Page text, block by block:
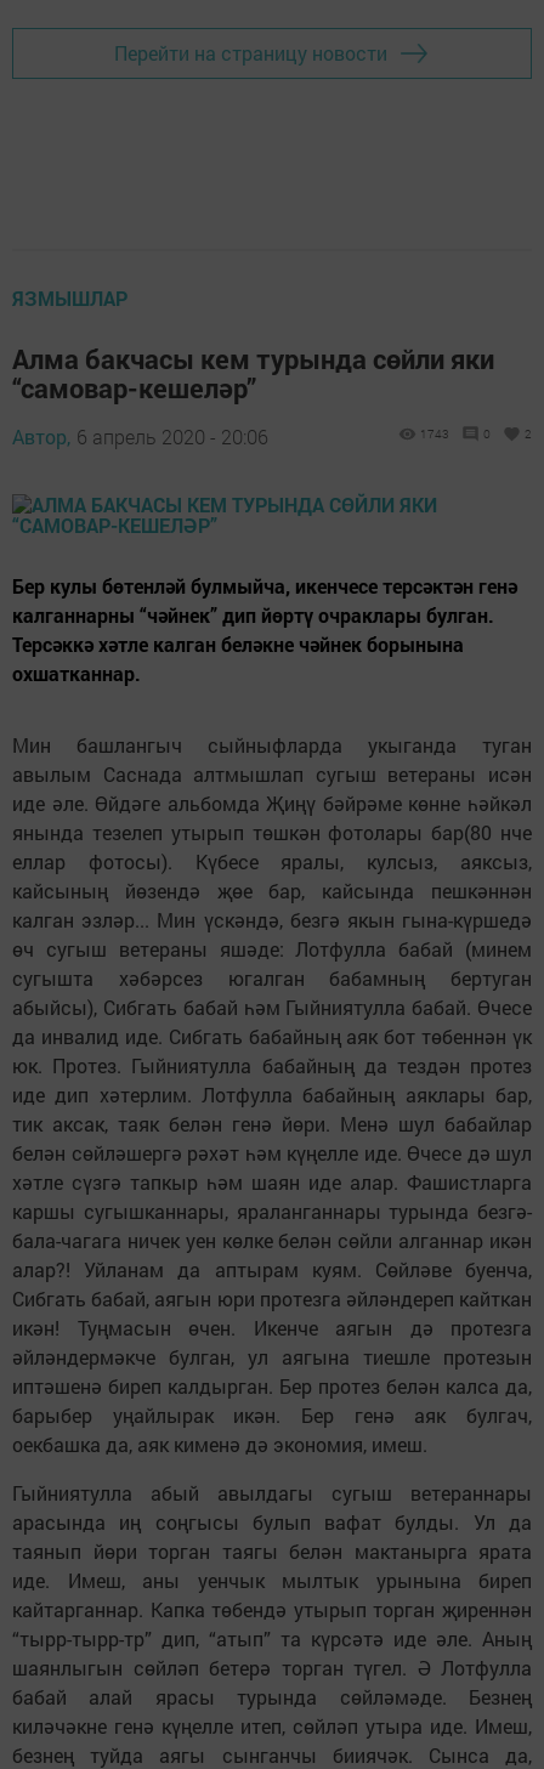
Перейти на страницу новости
ЯЗМЫШЛАР
Алма бакчасы кем турында сөйли яки
“самовар-кешеләр”
Автор, 6 апрель 2020 - 20:06 1743 0 2
Бер кулы бөтенләй булмыйча, икенчесе терсәктән генә
калганнарны “чәйнек” дип йөртү очраклары булган.
Терсәккә хәтле калган беләкне чәйнек борынына
охшатканнар.
Мин башлангыч сыйныфларда укыганда туган
авылым Саснада алтмышлап сугыш ветераны исән
иде әле. Өйдәге альбомда Җиңү бәйрәме көнне һәйкәл
янында тезелеп утырып төшкән фотолары бар(80 нче
еллар фотосы). Күбесе яралы, кулсыз, аяксыз,
кайсының йөзендә җөе бар, кайсында пешкәннән
калган эзләр... Мин үскәндә, безгә якын гына-күршедә
өч сугыш ветераны яшәде: Лотфулла бабай (минем
сугышта хәбәрсез югалган бабамның бертуган
абыйсы), Сибгать бабай һәм Гыйниятулла бабай. Өчесе
да инвалид иде. Сибгать бабайның аяк бот төбеннән үк
юк. Протез. Гыйниятулла бабайның да тездән протез
иде дип хәтерлим. Лотфулла бабайның аяклары бар,
тик аксак, таяк белән генә йөри. Менә шул бабайлар
белән сөйләшергә рәхәт һәм күңелле иде. Өчесе дә шул
хәтле сүзгә тапкыр һәм шаян иде алар. Фашистларга
каршы сугышканнары, яраланганнары турында безгә-
бала-чагага ничек уен көлке белән сөйли алганнар икән
алар?! Уйланам да аптырам куям. Сөйләве буенча,
Сибгать бабай, аягын юри протезга әйләндереп кайткан
икән! Туңмасын өчен. Икенче аягын дә протезга
әйләндермәкче булган, ул аягына тиешле протезын
иптәшенә биреп калдырган. Бер протез белән калса да,
барыбер уңайлырак икән. Бер генә аяк булгач,
оекбашка да, аяк кименә дә экономия, имеш.
Гыйниятулла абый авылдагы сугыш ветераннары
арасында иң соңгысы булып вафат булды. Ул да
таянып йөри торган таягы белән мактанырга ярата
иде. Имеш, аны уенчык мылтык урынына биреп
кайтарганнар. Капка төбендә утырып торган җиреннән
“тырр-тырр-тр” дип, “атып” та күрсәтә иде әле. Аның
шаянлыгын сөйләп бетерә торган түгел. Ә Лотфулла
бабай алай ярасы турында сөйләмәде. Безнең
киләчәкне генә күңелле итеп, сөйләп утыра иде. Имеш,
безнең туйда аягы сынганчы бииячәк. Сынса да,